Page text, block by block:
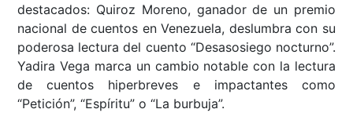
destacados: Quiroz Moreno, ganador de un premio
nacional de cuentos en Venezuela, deslumbra con su
poderosa lectura del cuento “Desasosiego nocturno”.
Yadira Vega marca un cambio notable con la lectura
de cuentos hiperbreves e impactantes como
“Petición”, “Espíritu” o “La burbuja”.